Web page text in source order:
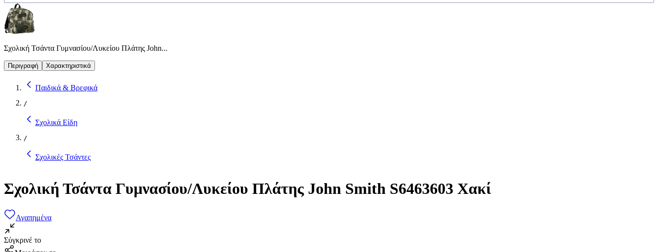
Σχολική Τσάντα Γυμνασίου/Λυκείου Πλάτης John...
Περιγραφή Χαρακτηριστικά
Παιδικά & Βρεφικά
/
Σχολικά Είδη
/
Σχολικές Τσάντες
Σχολική Τσάντα Γυμνασίου/Λυκείου Πλάτης John Smith S6463603 Χακί
Αγαπημένα
Σύγκρινέ το